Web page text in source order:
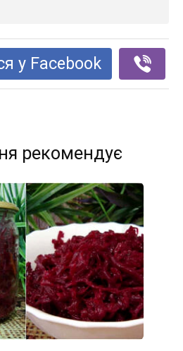
у Facebook
рекомендує